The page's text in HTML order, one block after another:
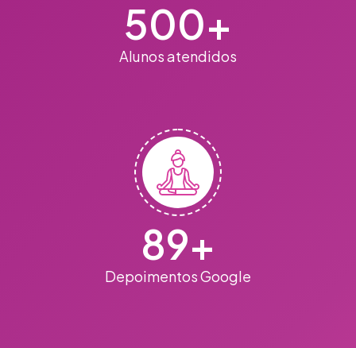
500+
Alunos atendidos
89+
Depoimentos Google